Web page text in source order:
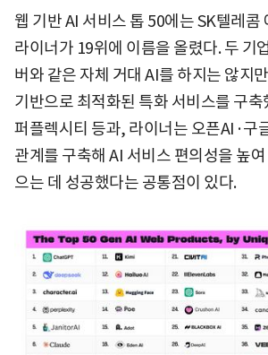
웹 기반 AI 서비스 톱 50에는 SK텔레콤
라이너가 19위에 이름을 올렸다. 두 기
버와 같은 자체 거대 AI를 하지는 않지
기반으로 최적화된 특화 서비스를 구
퍼플렉시티 등과, 라이너는 오픈AI·구
관계를 구축해 AI 서비스 편의성을 높
으는 데 성공했다는 공통점이 있다.